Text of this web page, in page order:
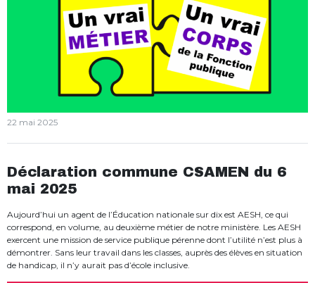
22 mai 2025
Déclaration commune CSAMEN du 6
mai 2025
Aujourd’hui un agent de l’Éducation nationale sur dix est AESH, ce qui
correspond, en volume, au deuxième métier de notre ministère. Les AESH
exercent une mission de service publique pérenne dont l’utilité n’est plus à
démontrer. Sans leur travail dans les classes, auprès des élèves en situation
de handicap, il n’y aurait pas d’école inclusive.